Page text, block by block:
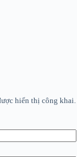
hiển thị công khai.